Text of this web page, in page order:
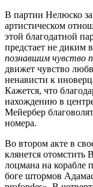
В партии Нелюско
артистическом
этой благодатной
предстает не диким
познавшим чувство
движет чувство
ненависти к
Кажется, что
нахождению в
Мейербер
номера.
Во втором акте в
клянется отомстить
лоцмана на корабле
боге штормов